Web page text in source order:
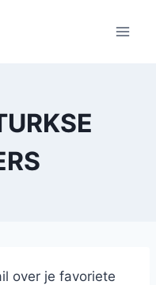
over je favoriete